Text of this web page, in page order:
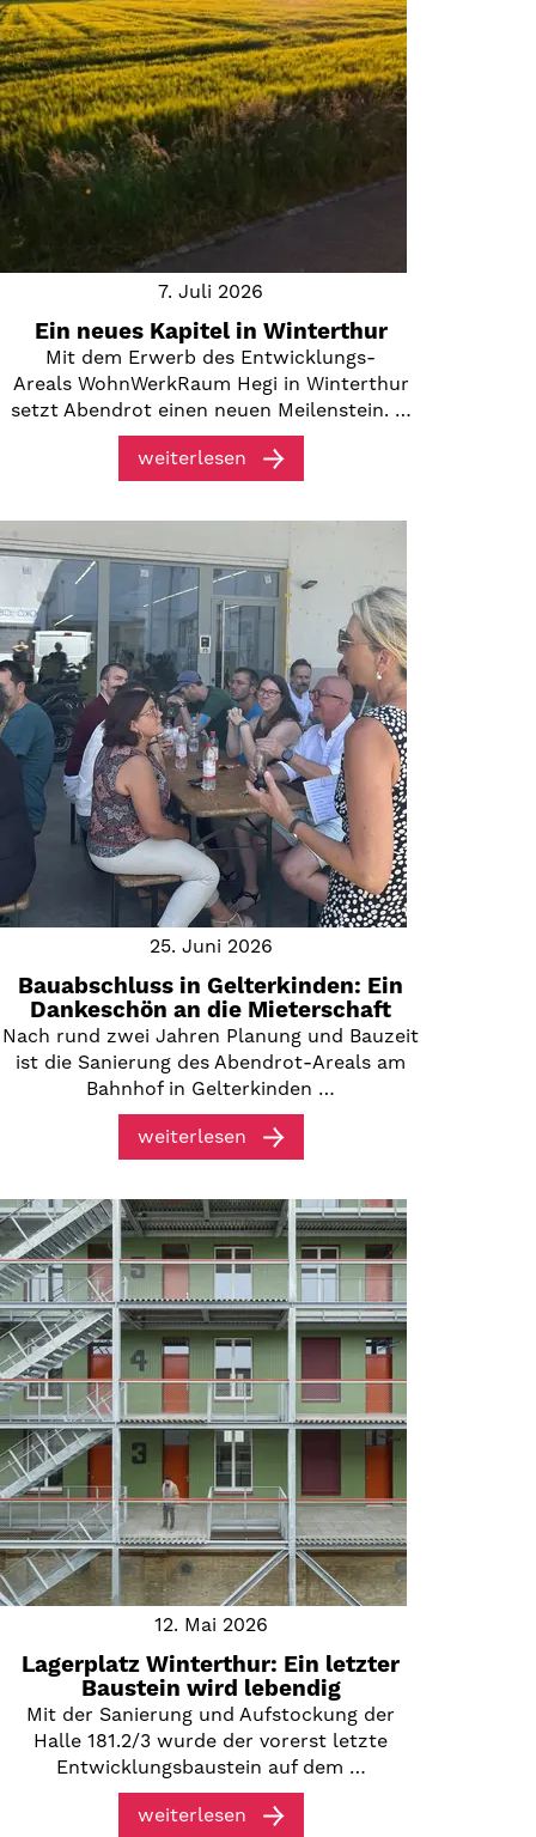
7. Juli 2026
Ein neues Kapitel in Winterthur
Mit dem Erwerb des Entwicklungs-
Areals WohnWerkRaum Hegi in Winterthur
setzt Abendrot einen neuen Meilenstein. …
weiterlesen
25. Juni 2026
Bauabschluss in Gelterkinden: Ein
Dankeschön an die Mieterschaft
Nach rund zwei Jahren Planung und Bauzeit
ist die Sanierung des Abendrot-Areals am
Bahnhof in Gelterkinden …
weiterlesen
12. Mai 2026
Lagerplatz Winterthur: Ein letzter
Baustein wird lebendig
Mit der Sanierung und Aufstockung der
Halle 181.2/3 wurde der vorerst letzte
Entwicklungsbaustein auf dem …
weiterlesen